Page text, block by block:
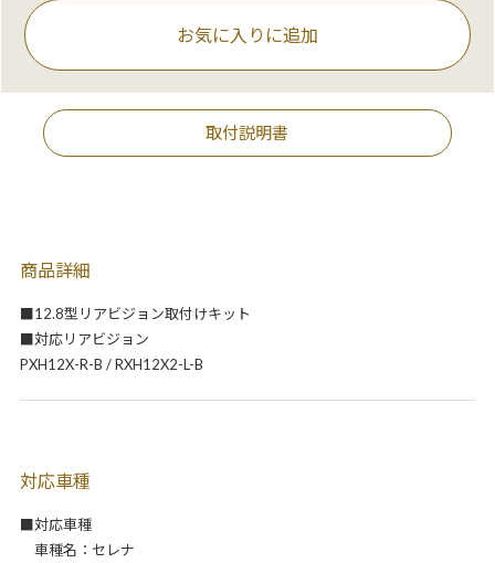
お気に入りに追加
取付説明書
商品詳細
■12.8型リアビジョン取付けキット
■対応リアビジョン
PXH12X-R-B / RXH12X2-L-B
対応車種
■対応車種
車種名：セレナ